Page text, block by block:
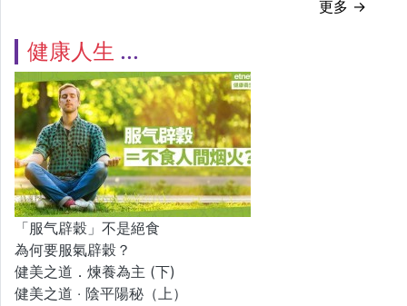
更多 →
健康人生
「服气辟穀」不是絕食
為何要服氣辟穀？
健美之道．煉養為主 (下)
健美之道 ‧ 陰平陽秘（上）